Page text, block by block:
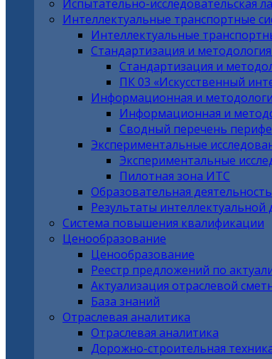
Испытательно-исследовательская
Интеллектуальные транспортные
Интеллектуальные
Стандартизация и
Стандартизация и
ПК 03 «Искусственный
Информационная и
Информационная и
Сводный перечень
Экспериментальные
Экспериментальные
Пилотная зона ИТС
Образовательная деятельность
Результаты интеллектуальной
Система повышения квалификации
Ценообразование
Ценообразование
Реестр предложений по
Актуализация отраслевой
База знаний
Отраслевая аналитика
Отраслевая аналитика
Дорожно-строительная